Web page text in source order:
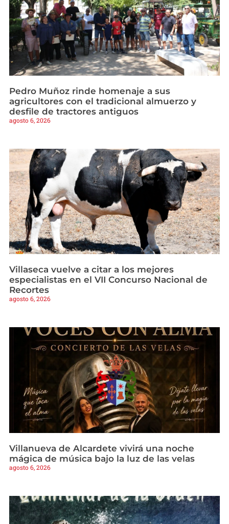
Pedro Muñoz rinde homenaje a sus
agricultores con el tradicional almuerzo y
desfile de tractores antiguos
agosto 6, 2026
Villaseca vuelve a citar a los mejores
especialistas en el VII Concurso Nacional de
Recortes
agosto 6, 2026
Villanueva de Alcardete vivirá una noche
mágica de música bajo la luz de las velas
agosto 6, 2026